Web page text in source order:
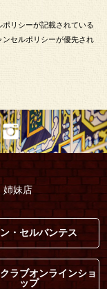
リシーが記載されている
セルポリシーが優先され
姉妹店
・セルバンテス
ラブオンラインショ
ップ